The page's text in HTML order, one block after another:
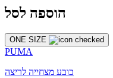
הוספה לסל
ONE SIZE
PUMA
כובע מצחייה לריצה